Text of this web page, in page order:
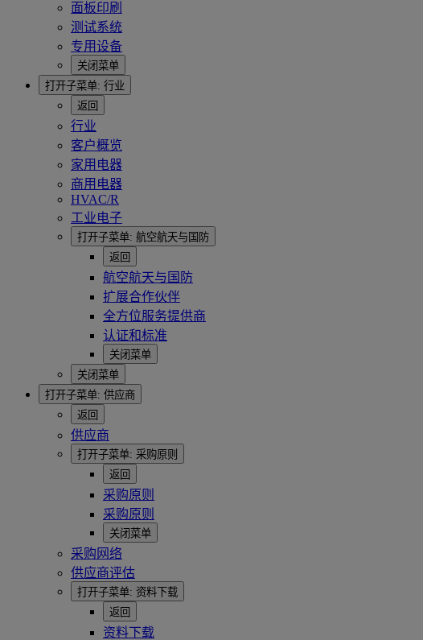
面板印刷
测试系统
专用设备
关闭菜单
打开子菜单: 行业
返回
行业
客户概览
家用电器
商用电器
HVAC/R
工业电子
打开子菜单: 航空航天与国防
返回
航空航天与国防
扩展合作伙伴
全方位服务提供商
认证和标准
关闭菜单
关闭菜单
打开子菜单: 供应商
返回
供应商
打开子菜单: 采购原则
返回
采购原则
采购原则
关闭菜单
采购网络
供应商评估
打开子菜单: 资料下载
返回
资料下载